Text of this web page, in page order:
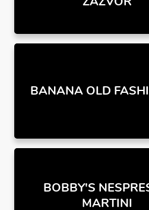
BANANA OLD
BOBBY'S
MARTINI